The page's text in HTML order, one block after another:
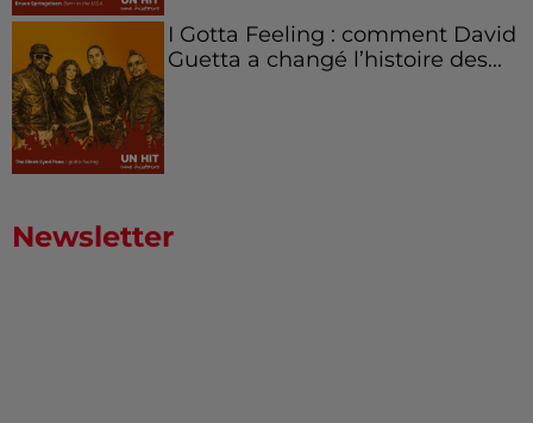
I Gotta Feeling : comment David
Guetta a changé l’histoire des...
Newsletter